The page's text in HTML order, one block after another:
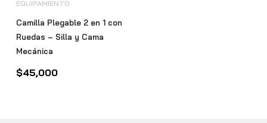
EQUIPAMIENTO
Camilla Plegable 2 en 1 con
Ruedas – Silla y Cama
Mecánica
$45,000